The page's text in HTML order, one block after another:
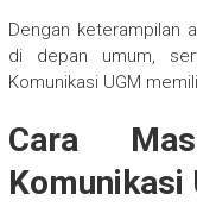
Dengan keterampilan
di depan umum,
Komunikasi UGM
Cara
Komunikasi